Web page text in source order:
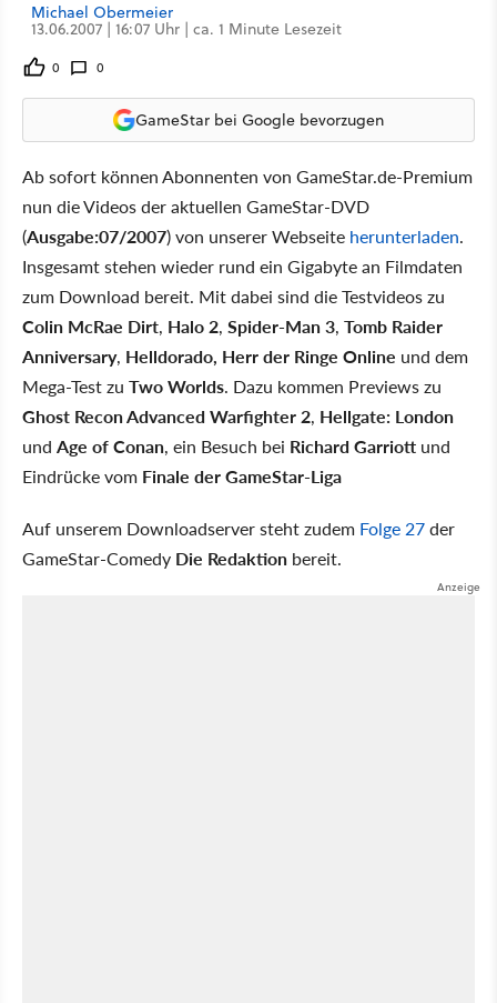
Michael Obermeier
13.06.2007 | 16:07 Uhr | ca. 1 Minute Lesezeit
0 0
GameStar bei Google bevorzugen
Ab sofort können Abonnenten von GameStar.de-Premium
nun die Videos der aktuellen GameStar-DVD
(Ausgabe:07/2007) von unserer Webseite herunterladen.
Insgesamt stehen wieder rund ein Gigabyte an Filmdaten
zum Download bereit. Mit dabei sind die Testvideos zu
Colin McRae Dirt, Halo 2, Spider-Man 3, Tomb Raider
Anniversary, Helldorado, Herr der Ringe Online und dem
Mega-Test zu Two Worlds. Dazu kommen Previews zu
Ghost Recon Advanced Warfighter 2, Hellgate: London
und Age of Conan, ein Besuch bei Richard Garriott und
Eindrücke vom Finale der GameStar-Liga
Auf unserem Downloadserver steht zudem Folge 27der
GameStar-Comedy Die Redaktion bereit.